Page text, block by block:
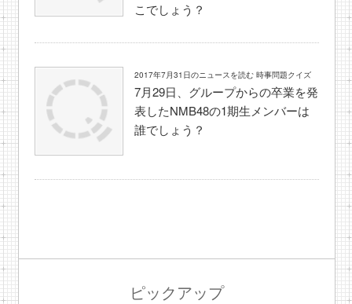
こでしょう？
2017年7月31日のニュースを読む 時事問題クイズ
7月29日、グループからの卒業を発
表したNMB48の1期生メンバーは
誰でしょう？
ピックアップ